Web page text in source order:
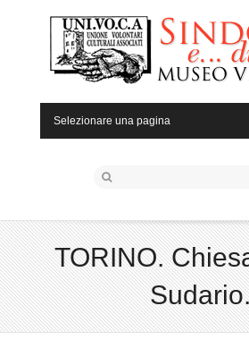
Selezionare una pagina
TORINO.